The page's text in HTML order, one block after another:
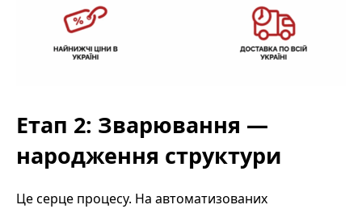
Етап 2: Зварювання —
народження структури
Це серце процесу. На автоматизованих